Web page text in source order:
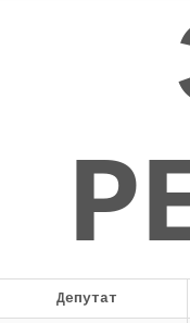
Депутат